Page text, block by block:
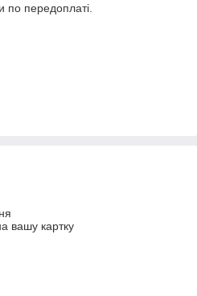
по передоплаті.
вашу картку